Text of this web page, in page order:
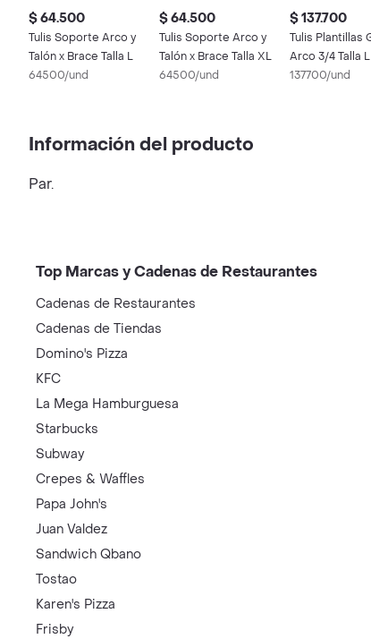
$ 64.500
Tulis Soporte Arco y
Talón x Brace Talla L
64500/und
$ 64.500
Tulis Soporte Arco y
Talón x Brace Talla XL
64500/und
$ 137.700
Tulis Plantillas Gaitor
Arco 3/4 Talla L
137700/und
Información del producto
Par.
Top Marcas y Cadenas de Restaurantes
Cadenas de Restaurantes
Cadenas de Tiendas
Domino's Pizza
KFC
La Mega Hamburguesa
Starbucks
Subway
Crepes & Waffles
Papa John's
Juan Valdez
Sandwich Qbano
Tostao
Karen's Pizza
Frisby